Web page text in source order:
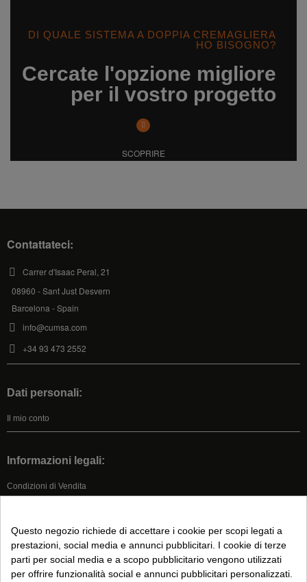
DI QUALE SISTEMA A DOPPIA CREMAGLIERA
HO BISOGNO?
Cercate l'opzione migliore
per il vostro progetto
SCOPRIRE
Contattateci:
Carrer d'Isaac Peral, 21
08960 - Sant Just Desvern
Barcelona - Spain
info@cumsa.com
+34 93 473 2552
Dati personali:
Il mio conto
Informazioni legali:
Condizioni di Vendita
Informativa sui Cookie
Seguici su:
Questo negozio richiede di accettare i cookie per scopi legati a
prestazioni, social media e annunci pubblicitari. I cookie di terze
parti per social media e a scopo pubblicitario vengono utilizzati
per offrire funzionalità social e annunci pubblicitari personalizzati.